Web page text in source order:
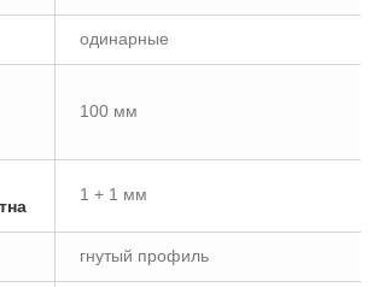
одинарные
100 мм
1 + 1 мм
гнутый профиль